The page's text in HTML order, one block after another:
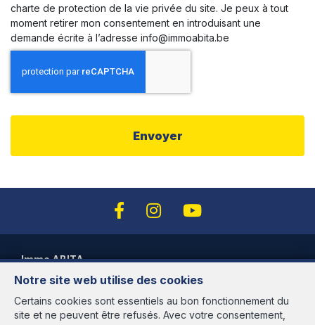
charte de protection de la vie privée du site. Je peux à tout
moment retirer mon consentement en introduisant une
demande écrite à l’adresse info@immoabita.be
Notre site web utilise des cookies
Certains cookies sont essentiels au bon fonctionnement du
site et ne peuvent être refusés. Avec votre consentement,
Immo ABITA
Avenue des Cerisiers, 95
1200 Woluwé-St-Lambert